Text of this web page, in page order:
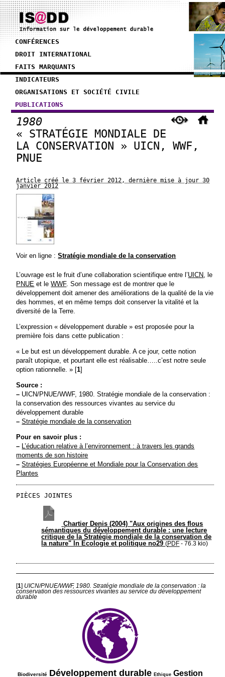
CONFÉRENCES
DROIT INTERNATIONAL
FAITS MARQUANTS
INDICATEURS
ORGANISATIONS ET SOCIÉTÉ CIVILE
PUBLICATIONS
1980
« STRATÉGIE MONDIALE DE
LA CONSERVATION » UICN, WWF,
PNUE
Article créé le 3 février 2012, dernière mise à jour 30
janvier 2012
Voir en ligne :Stratégie mondiale de la conservation
L’ouvrage est le fruit d’une collaboration scientifique entre l’UICN, le
PNUE et leWWF. Son message est de montrer que le
développement doit amener des améliorations de la qualité de la vie
des hommes, et en même temps doit conserver la vitalité et la
diversité de la Terre.
L’expression « développement durable » est proposée pour la
première fois dans cette publication :
« Le but est un développement durable. A ce jour, cette notion
paraît utopique, et pourtant elle est réalisable…..c’est notre seule
option rationnelle. » [1]
Source :
– UICN/PNUE/WWF, 1980. Stratégie mondiale de la conservation :
la conservation des ressources vivantes au service du
développement durable
– Stratégie mondiale de la conservation
Pour en savoir plus :
– L’éducation relative à l’environnement : à travers les grands
moments de son histoire
– Stratégies Européenne et Mondiale pour la Conservation des
Plantes
PIÈCES JOINTES
Chartier Denis (2004) "Aux origines des flous
sémantiques du développement durable : une lecture
critique de la Stratégie mondiale de la conservation de
la nature" In Ecologie et politique no29(PDF -76.3 kio)
[1] UICN/PNUE/WWF, 1980. Stratégie mondiale de la conservation : la
conservation des ressources vivantes au service du développement
durable
204/848
Biodiversité
693/848 Développement durable
120/848 Ethique
535/848 Gestion